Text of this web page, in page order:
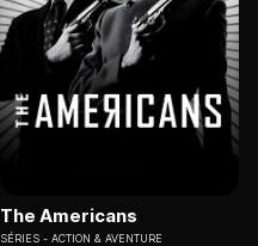
The Americans
SÉRIES ACTION & AVENTURE